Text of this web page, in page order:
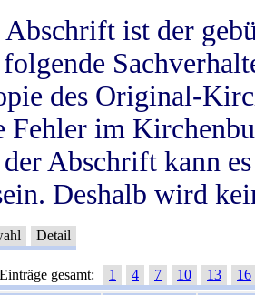
Abschrift ist der
des Original-
Fehler im
Abschrift kann
Deshalb wird
Detail
gesamt: 1 4 7 10 13
16